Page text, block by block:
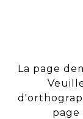
La page